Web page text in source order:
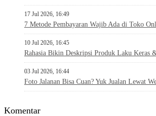
17 Jul 2026, 16:49
7 Metode Pembayaran Wajib Ada di Toko
10 Jul 2026, 16:45
Rahasia Bikin Deskripsi Produk Laku Keras
03 Jul 2026, 16:44
Foto Jalanan Bisa Cuan? Yuk Jualan Lewat
Komentar